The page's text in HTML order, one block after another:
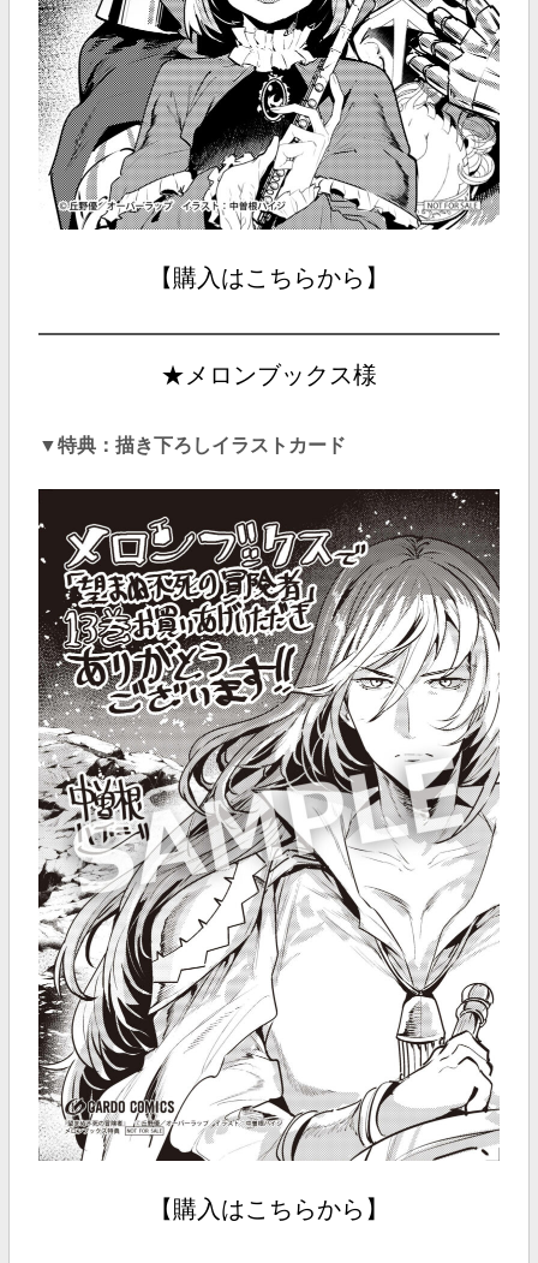
【購入はこちらから】
★メロンブックス様
▼特典：描き下ろしイラストカード
【購入はこちらから】